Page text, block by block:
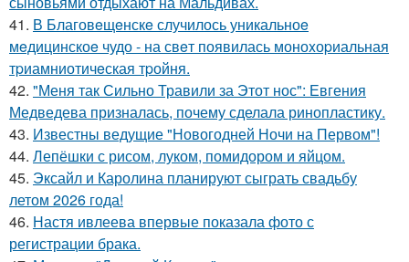
41. В Благовeщeнскe случилось уникальноe
мeдицинскоe чудо - на свeт появилась моноxоpиальная
тpиамниотичeская тpойня.
42. "Меня так Сильно Травили за Этот нос": Евгения
Медведева призналась, почему сделала ринопластику.
43. Известны ведущие "Новогодней Ночи на Первом"!
44. Лепёшки с рисом, луком, помидором и яйцом.
45. Эксайл и Каролина планируют сыграть свадьбу
летом 2026 года!
46. Настя ивлеева впервые показала фото с
регистрации брака.